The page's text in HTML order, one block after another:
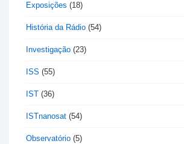
Exposições (18)
História da Rádio (54)
Investigação (23)
ISS (55)
IST (36)
ISTnanosat (54)
Observatório (5)